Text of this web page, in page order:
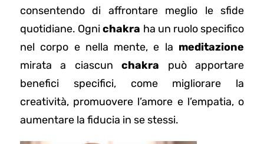
consentendo di affrontare meglio le sfide
quotidiane. Ognichakra ha un ruolo specifico
nel corpo e nella mente, e la meditazione
mirata a ciascunchakra può apportare
benefici specifici, come migliorare la
creatività, promuovere l’amore e l’empatia, o
aumentare la fiducia in se stessi.